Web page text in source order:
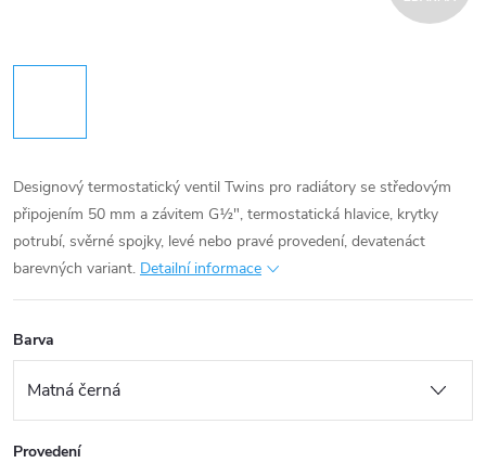
Designový termostatický ventil Twins pro radiátory se středovým
připojením 50 mm a závitem G½", termostatická hlavice, krytky
potrubí, svěrné spojky, levé nebo pravé provedení, devatenáct
barevných variant. Detailní informace
Barva
Provedení